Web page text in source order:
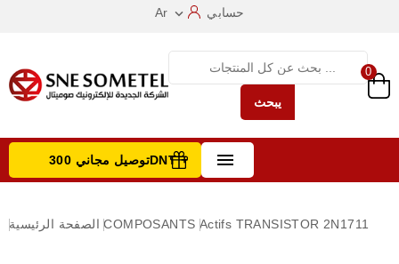
Ar  حسابي
يبحث
0
 توصيل مجاني 300DNT +
الصفحة الرئيسية COMPOSANTS Actifs TRANSISTOR 2N1711